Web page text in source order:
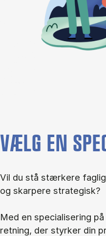
VÆLG EN
Vil du stå stær­ke­re
og skar­pe­re stra­te­gisk?
Med en spe­ci­a­li­se­ring
ret­ning, der styr­ker din